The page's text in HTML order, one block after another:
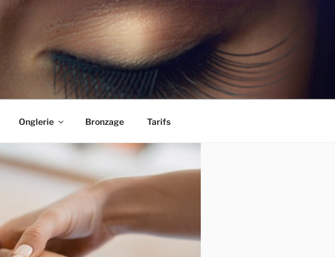
Onglerie Bronzage Tarifs